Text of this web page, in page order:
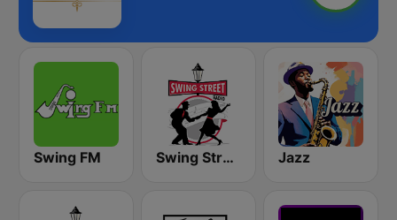
Swing FM Swing Street Radio Jazz